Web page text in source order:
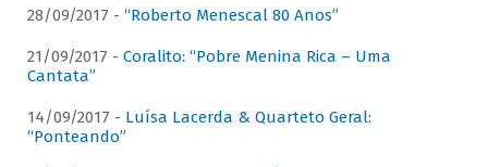
28/09/2017 - “Roberto Menescal 80 Anos”
21/09/2017 - Coralito: “Pobre Menina Rica – Uma
Cantata”
14/09/2017 - Luísa Lacerda & Quarteto Geral:
“Ponteando”